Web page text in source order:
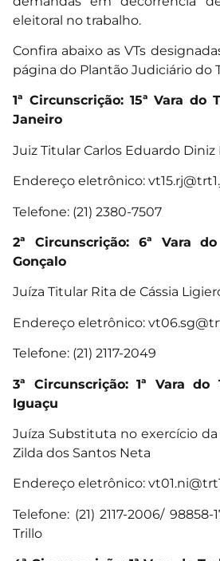
eleitoral no trabalho.
Confira abaixo as VTs
página do Plantão Judiciário do
1ª Circunscrição: 15ª Vara do
Janeiro
Juiz Titular Carlos Eduardo
Endereço eletrônico:
Telefone: (21) 2380-7507
2ª Circunscrição: 6ª Vara
Gonçalo
Juíza Titular Rita de Cássia
Endereço eletrônico:
Telefone: (21) 2117-2049
3ª Circunscrição: 1ª Vara
Iguaçu
Juíza Substituta no exercício
Zilda dos Santos Neta
Endereço eletrônico:
Telefone: (21) 2117-2006/
Trillo